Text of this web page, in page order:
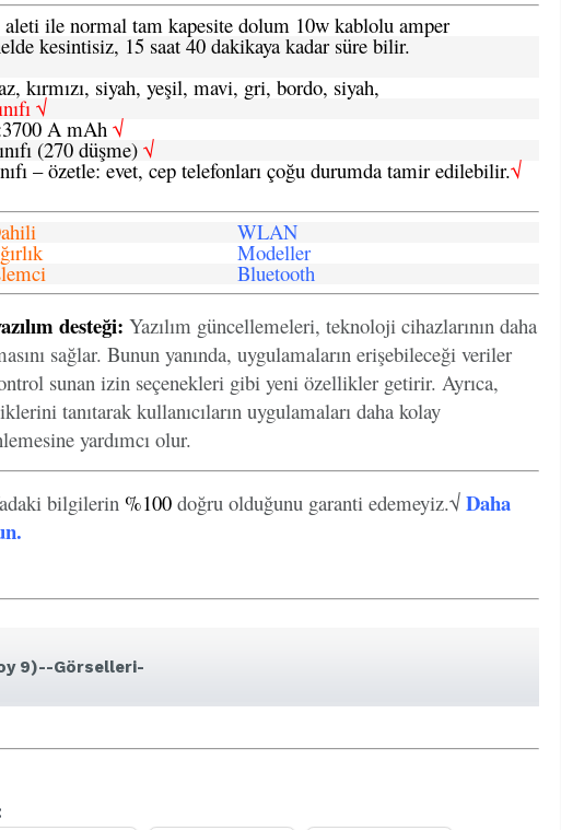
aleti ile normal tam kapesite dolum 10w kablolu amper
kesintisiz, 15 saat 40 dakikaya kadar süre bilir.
kırmızı, siyah, yeşil, mavi, gri, bordo, siyah,
√
A mAh√
(270 düşme) √
– özetle: evet, cep telefonları çoğu durumda tamir edilebilir.√
WLAN
Modeller
Bluetooth
desteği: Yazılım güncellemeleri, teknoloji cihazlarının daha
sağlar. Bunun yanında, uygulamaların erişebileceği veriler
sunan izin seçenekleri gibi yeni özellikler getirir. Ayrıca,
tanıtarak kullanıcıların uygulamaları daha kolay
yardımcı olur.
bilgilerin %100 doğru olduğunu garanti edemeyiz.√ Daha
.
9)--Görselleri-